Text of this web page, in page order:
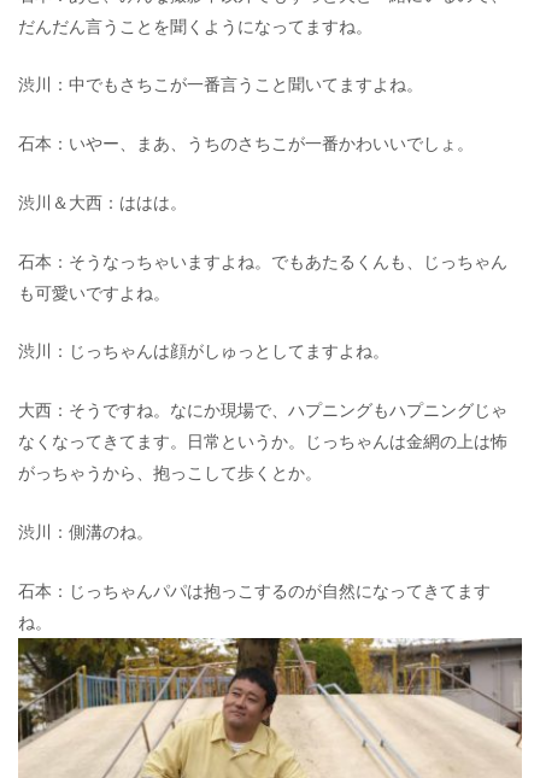
だんだん言うことを聞くようになってますね。
渋川：中でもさちこが一番言うこと聞いてますよね。
石本：いやー、まあ、うちのさちこが一番かわいいでしょ。
渋川＆大西：ははは。
石本：そうなっちゃいますよね。でもあたるくんも、じっちゃん
も可愛いですよね。
渋川：じっちゃんは顔がしゅっとしてますよね。
大西：そうですね。なにか現場で、ハプニングもハプニングじゃ
なくなってきてます。日常というか。じっちゃんは金網の上は怖
がっちゃうから、抱っこして歩くとか。
渋川：側溝のね。
石本：じっちゃんパパは抱っこするのが自然になってきてます
ね。